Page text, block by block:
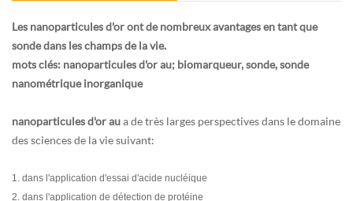
Les nanoparticules d'or ont de nombreux avantages en tant que
sonde dans les champs de la vie.
mots clés: nanoparticules d'or au; biomarqueur, sonde, sonde
nanométrique inorganique
nanoparticules d'or aua de très larges perspectives dans le domaine
des sciences de la vie suivant:
1. dans l'application d'essai d'acide nucléique
2. dans l'application de détection de protéine